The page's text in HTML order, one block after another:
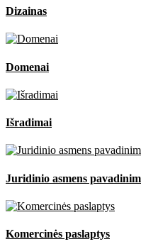
Dizainas
Domenai
Išradimai
Juridinio asmens
Komercinės paslaptys